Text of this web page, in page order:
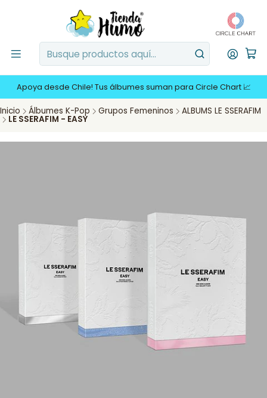
Apoya desde Chile! Tus álbumes suman para Circle Chart 📈
Inicio Álbumes K-Pop Grupos Femeninos ALBUMS LE SSERAFIM
LE SSERAFIM - EASY